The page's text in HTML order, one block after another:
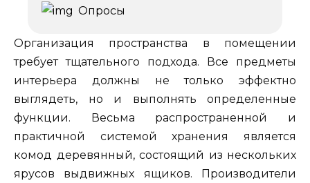
Опросы
Организация пространства в помещении
требует тщательного подхода. Все предметы
интерьера должны не только эффектно
выглядеть, но и выполнять определенные
функции. Весьма распространенной и
практичной системой хранения является
комод деревянный, состоящий из нескольких
ярусов выдвижных ящиков. Производители